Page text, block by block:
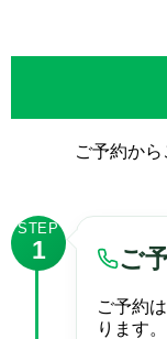
ご予約か
STEP
1 ご
ご予約
ります。